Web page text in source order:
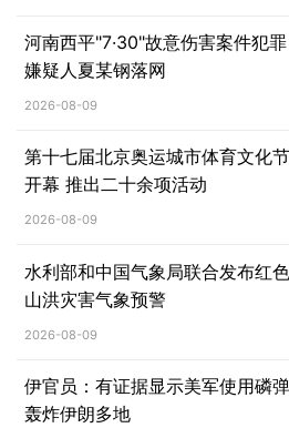
河南西平"7·30"故意伤害案件犯罪
嫌疑人夏某钢落网
2026-08-09
第十七届北京奥运城市体育文化节
开幕 推出二十余项活动
2026-08-09
水利部和中国气象局联合发布红色
山洪灾害气象预警
2026-08-09
伊官员：有证据显示美军使用磷弹
轰炸伊朗多地